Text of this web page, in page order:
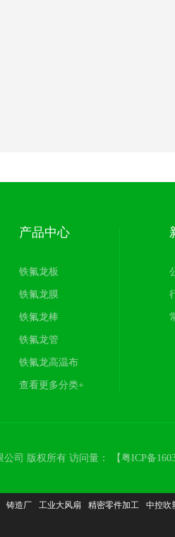
产品中心
铁氟龙板
铁氟龙膜
铁氟龙棒
铁氟龙管
铁氟龙高温布
查看更多分类+
司 版权所有 访问量： 【粤ICP备
铸造厂 工业大风扇 精密零件加工 中控吹